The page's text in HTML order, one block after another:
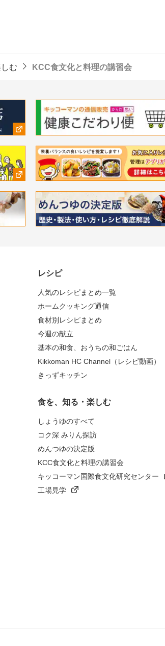
む KCC食文化と料理の講習会
レシピ
人気のレシピまとめ一覧
ホームクッキング通信
食材別レシピまとめ
今週の献立
基本の和食、おうちの和ごはん
Kikkoman HC Channel（レシピ動画）
きっずキッチン
食を、知る・楽しむ
しょうゆのすべて
コク深 みりん探訪
めんつゆの決定版
KCC食文化と料理の講習会
キッコーマン国際食文化研究センター
工場見学